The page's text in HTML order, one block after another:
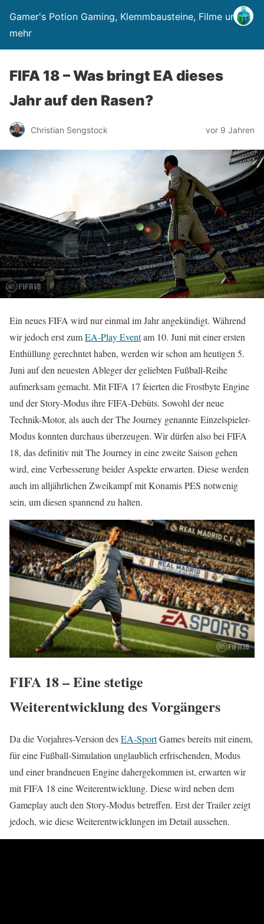
Gamer's Potion Gaming, Klemmbausteine, Filme und
mehr
FIFA 18 – Was bringt EA dieses
Jahr auf den Rasen?
Christian Sengstock vor 9 Jahren
Ein neues FIFA wird nur einmal im Jahr angekündigt. Während
wir jedoch erst zumEA-Play Eventam 10. Juni mit einer ersten
Enthüllung gerechntet haben, werden wir schon am heutigen 5.
Juni auf den neuesten Ableger der geliebten Fußball-Reihe
aufmerksam gemacht. Mit FIFA 17 feierten die Frostbyte Engine
und der Story-Modus ihre FIFA-Debüts. Sowohl der neue
Technik-Motor, als auch der The Journey genannte Einzelspieler-
Modus konnten durchaus überzeugen. Wir dürfen also bei FIFA
18, das definitiv mit The Journey in eine zweite Saison gehen
wird, eine Verbesserung beider Aspekte erwarten. Diese werden
auch im alljährlichen Zweikampf mit Konamis PES notwenig
sein, um diesen spannend zu halten.
FIFA 18 – Eine stetige
Weiterentwicklung des Vorgängers
Da die Vorjahres-Version desEA-SportGames bereits mit einem,
für eine Fußball-Simulation unglaublich erfrischenden, Modus
und einer brandneuen Engine dahergekommen ist, erwarten wir
mit FIFA 18 eine Weiterentwicklung. Diese wird neben dem
Gameplay auch den Story-Modus betreffen. Erst der Trailer zeigt
jedoch, wie diese Weiterentwicklungen im Detail aussehen.